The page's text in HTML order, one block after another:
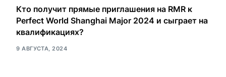
Кто получит прямые приглашения на RMR к
Perfect World Shanghai Major 2024 и сыграет на
квалификациях?
9 АВГУСТА, 2024